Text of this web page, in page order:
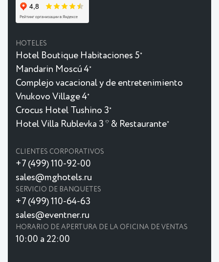
HOTELES
Hotel Boutique Habitaciones 5★
Mandarin Moscú 4★
Complejo vacacional y de entretenimiento
Vnukovo Village 4★
Crocus Hotel Tushino 3★
Hotel Villa Rublevka 3 * & Restaurante★
CLIENTES CORPORATIVOS
+7 (499) 110-92-00
sales@mghotels.ru
SERVICIO DE BANQUETES
+7 (499) 110-64-63
sales@eventner.ru
HORARIO DE APERTURA DE LA OFICINA DE VENTAS
10:00 a 22:00